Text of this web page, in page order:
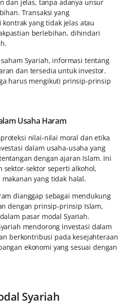
dan jelas, tanpa adanya unsur
Transaksi yang
kontrak yang tidak jelas atau
berlebihan, dihindari
Syariah, informasi tentang
dan tersedia untuk investor.
harus mengikuti prinsip-prinsip
Usaha Haram
nilai-nilai moral dan etika
dalam usaha-usaha yang
dengan ajaran Islam. Ini
sektor-sektor seperti alkohol,
yang tidak halal.
dianggap sebagai mendukung
dengan prinsip-prinsip Islam,
pasar modal Syariah.
mendorong investasi dalam
berkontribusi pada kesejahteraan
ekonomi yang sesuai dengan
Syariah